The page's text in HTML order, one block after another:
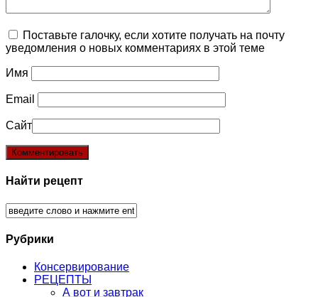
Поставьте галочку, если хотите получать на почту
уведомления о новых комментариях в этой теме
Имя
Email
Сайт
Найти рецепт
Рубрики
Консервирование
РЕЦЕПТЫ
А вот и завтрак